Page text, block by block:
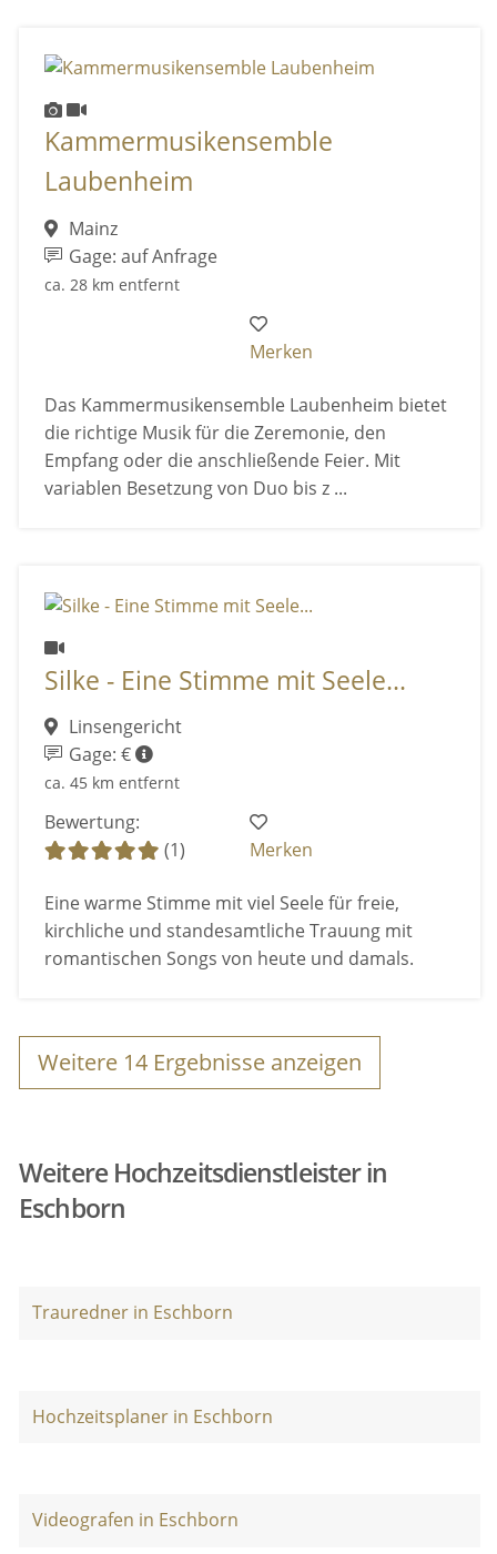
Kammermusikensemble
Laubenheim
Mainz
Gage: auf Anfrage
ca. 28 km entfernt
Merken
Das Kammermusikensemble Laubenheim bietet
die richtige Musik für die Zeremonie, den
Empfang oder die anschließende Feier. Mit
variablen Besetzung von Duo bis z ...
Silke - Eine Stimme mit Seele...
Linsengericht
Gage: €
ca. 45 km entfernt
Bewertung:
(1)
Merken
Eine warme Stimme mit viel Seele für freie,
kirchliche und standesamtliche Trauung mit
romantischen Songs von heute und damals.
Weitere 14 Ergebnisse anzeigen
Weitere Hochzeitsdienstleister in
Eschborn
Trauredner in Eschborn
Hochzeitsplaner in Eschborn
Videografen in Eschborn